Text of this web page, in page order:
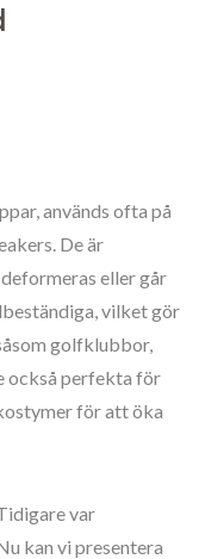
används ofta på
De är
eller går
vilket gör
golfklubbor,
också perfekta för
för att öka
var
kan vi presentera